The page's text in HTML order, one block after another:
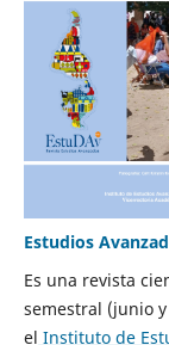
Estudios
Es una revista
semestral (junio
el Instituto de